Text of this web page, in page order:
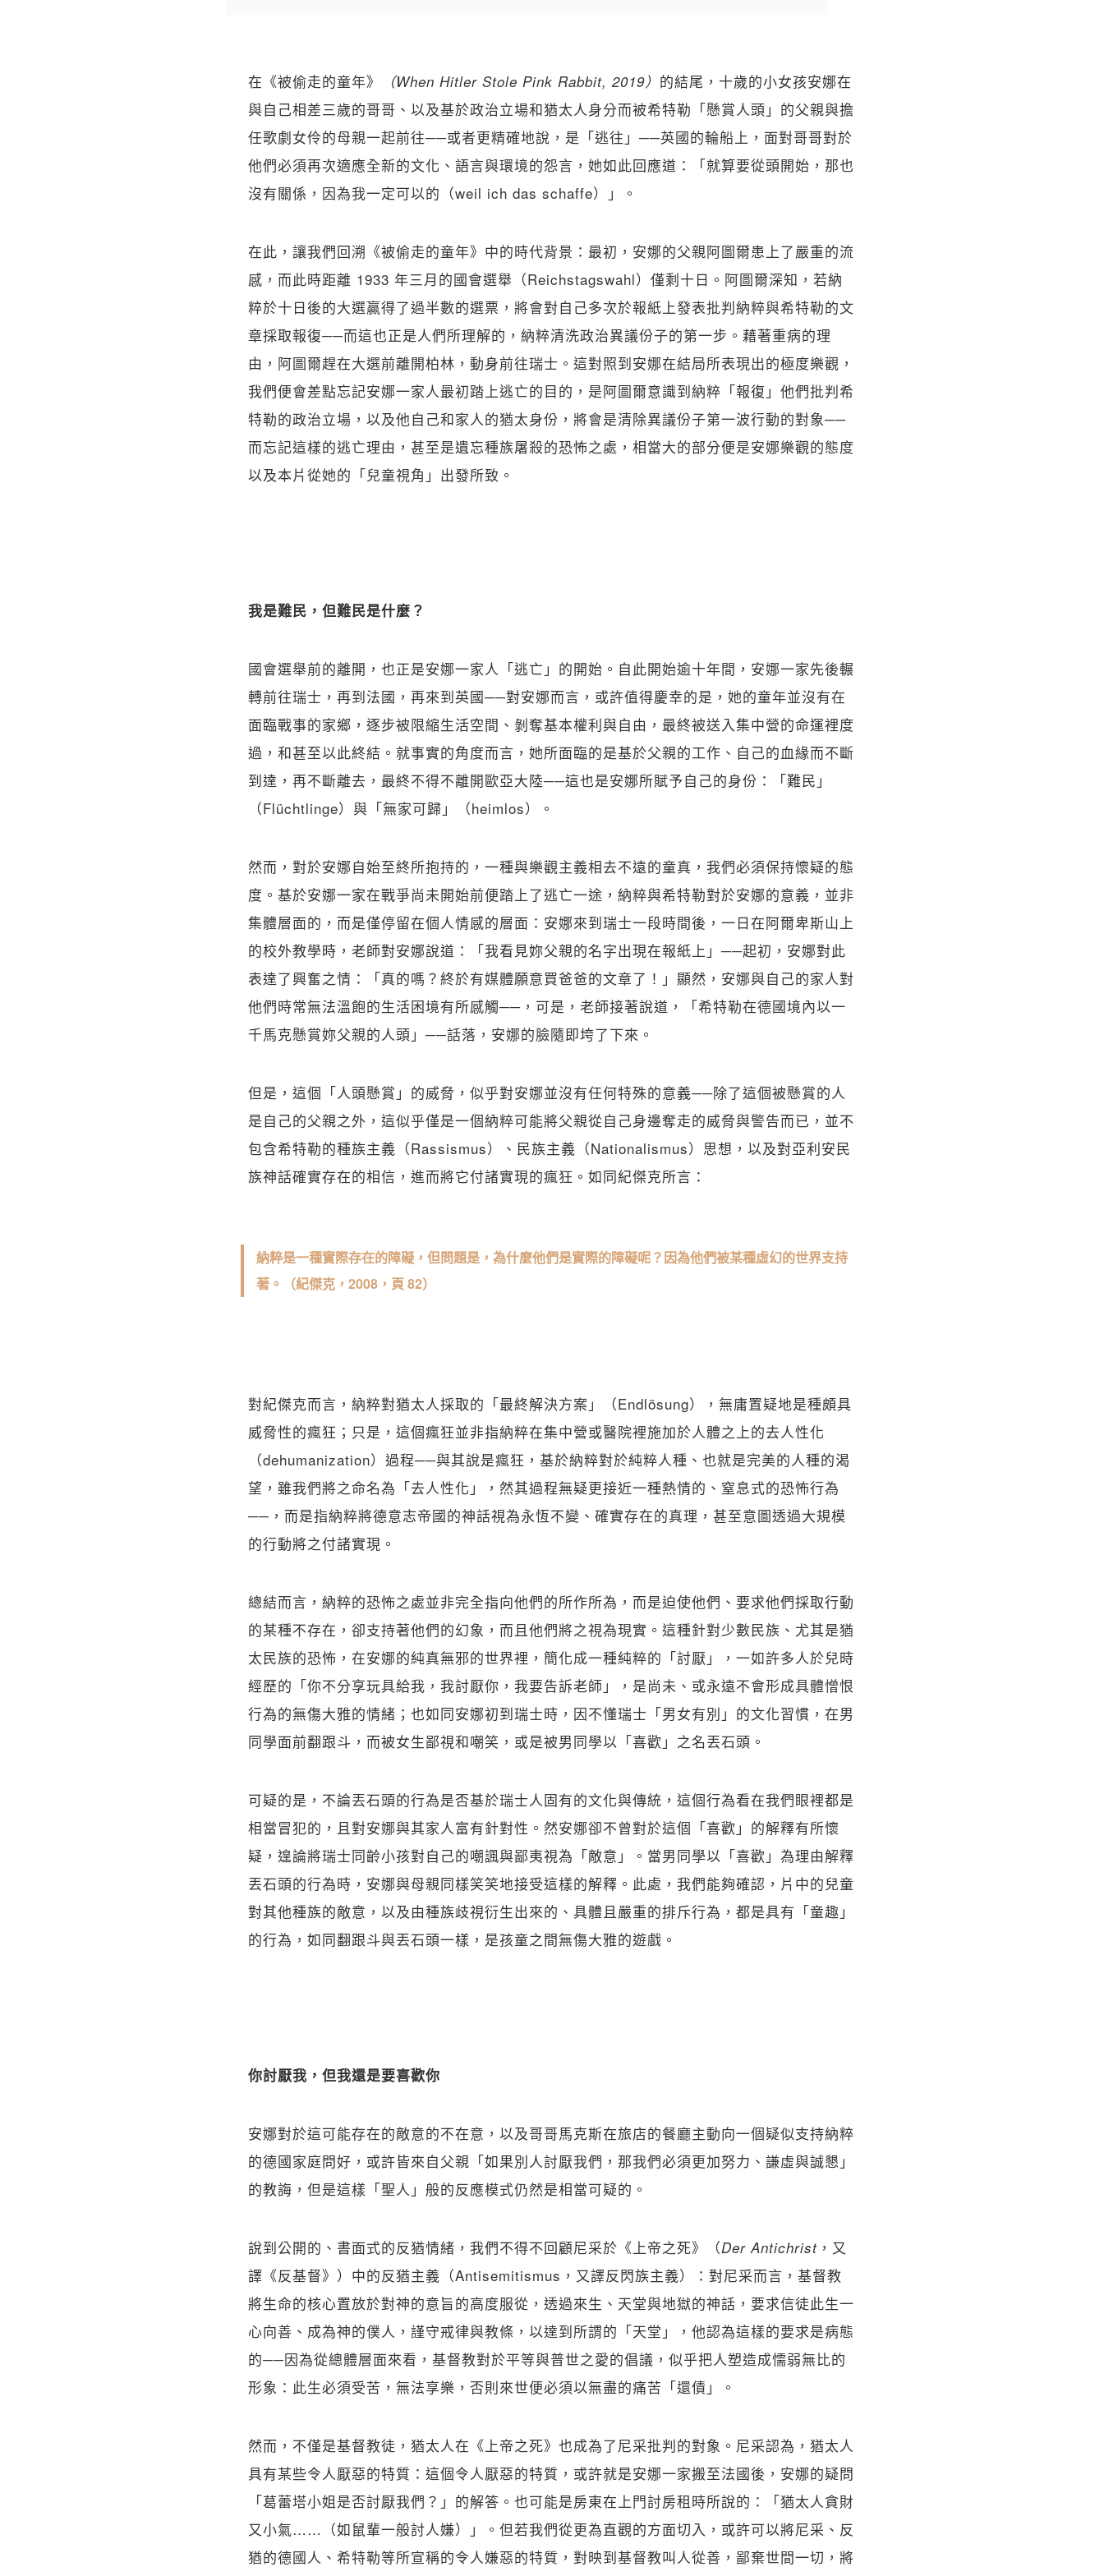
在《被偷走的童年》 （When Hitler Stole Pink Rabbit, 2019） 的結尾，十歲的小女孩安娜在
與自己相差三歲的哥哥、以及基於政治立場和猶太人身分而被希特勒「懸賞人頭」的父親與擔
任歌劇女伶的母親一起前往──或者更精確地說，是「逃往」──英國的輪船上，面對哥哥對於
他們必須再次適應全新的文化、語言與環境的怨言，她如此回應道：「就算要從頭開始，那也
沒有關係，因為我一定可以的（weil ich das schaffe）」。
在此，讓我們回溯《被偷走的童年》中的時代背景：最初，安娜的父親阿圖爾患上了嚴重的流
感，而此時距離 1933 年三月的國會選舉（Reichstagswahl）僅剩十日。阿圖爾深知，若納
粹於十日後的大選贏得了過半數的選票，將會對自己多次於報紙上發表批判納粹與希特勒的文
章採取報復──而這也正是人們所理解的，納粹清洗政治異議份子的第一步。藉著重病的理
由，阿圖爾趕在大選前離開柏林，動身前往瑞士。這對照到安娜在結局所表現出的極度樂觀，
我們便會差點忘記安娜一家人最初踏上逃亡的目的，是阿圖爾意識到納粹「報復」他們批判希
特勒的政治立場，以及他自己和家人的猶太身份，將會是清除異議份子第一波行動的對象──
而忘記這樣的逃亡理由，甚至是遺忘種族屠殺的恐怖之處，相當大的部分便是安娜樂觀的態度
以及本片從她的「兒童視角」出發所致。
我是難民，但難民是什麼？
國會選舉前的離開，也正是安娜一家人「逃亡」的開始。自此開始逾十年間，安娜一家先後輾
轉前往瑞士，再到法國，再來到英國──對安娜而言，或許值得慶幸的是，她的童年並沒有在
面臨戰事的家鄉，逐步被限縮生活空間、剝奪基本權利與自由，最終被送入集中營的命運裡度
過，和甚至以此終結。就事實的角度而言，她所面臨的是基於父親的工作、自己的血緣而不斷
到達，再不斷離去，最終不得不離開歐亞大陸──這也是安娜所賦予自己的身份：「難民」
（Flüchtlinge）與「無家可歸」（heimlos）。
然而，對於安娜自始至終所抱持的，一種與樂觀主義相去不遠的童真，我們必須保持懷疑的態
度。基於安娜一家在戰爭尚未開始前便踏上了逃亡一途，納粹與希特勒對於安娜的意義，並非
集體層面的，而是僅停留在個人情感的層面：安娜來到瑞士一段時間後，一日在阿爾卑斯山上
的校外教學時，老師對安娜說道：「我看見妳父親的名字出現在報紙上」──起初，安娜對此
表達了興奮之情：「真的嗎？終於有媒體願意買爸爸的文章了！」顯然，安娜與自己的家人對
他們時常無法溫飽的生活困境有所感觸──，可是，老師接著說道，「希特勒在德國境內以一
千馬克懸賞妳父親的人頭」──話落，安娜的臉隨即垮了下來。
但是，這個「人頭懸賞」的威脅，似乎對安娜並沒有任何特殊的意義──除了這個被懸賞的人
是自己的父親之外，這似乎僅是一個納粹可能將父親從自己身邊奪走的威脅與警告而已，並不
包含希特勒的種族主義（Rassismus）、民族主義（Nationalismus）思想，以及對亞利安民
族神話確實存在的相信，進而將它付諸實現的瘋狂。如同紀傑克所言：
納粹是一種實際存在的障礙，但問題是，為什麼他們是實際的障礙呢？因為他們被某種虛幻的世界支持
著。（紀傑克，2008，頁 82）
對紀傑克而言，納粹對猶太人採取的「最終解決方案」（Endlösung），無庸置疑地是種頗具
威脅性的瘋狂；只是，這個瘋狂並非指納粹在集中營或醫院裡施加於人體之上的去人性化
（dehumanization）過程──與其說是瘋狂，基於納粹對於純粹人種、也就是完美的人種的渴
望，雖我們將之命名為「去人性化」，然其過程無疑更接近一種熱情的、窒息式的恐怖行為
──，而是指納粹將德意志帝國的神話視為永恆不變、確實存在的真理，甚至意圖透過大規模
的行動將之付諸實現。
總結而言，納粹的恐怖之處並非完全指向他們的所作所為，而是迫使他們、要求他們採取行動
的某種不存在，卻支持著他們的幻象，而且他們將之視為現實。這種針對少數民族、尤其是猶
太民族的恐怖，在安娜的純真無邪的世界裡，簡化成一種純粹的「討厭」，一如許多人於兒時
經歷的「你不分享玩具給我，我討厭你，我要告訴老師」，是尚未、或永遠不會形成具體憎恨
行為的無傷大雅的情緒；也如同安娜初到瑞士時，因不懂瑞士「男女有別」的文化習慣，在男
同學面前翻跟斗，而被女生鄙視和嘲笑，或是被男同學以「喜歡」之名丟石頭。
可疑的是，不論丟石頭的行為是否基於瑞士人固有的文化與傳統，這個行為看在我們眼裡都是
相當冒犯的，且對安娜與其家人富有針對性。然安娜卻不曾對於這個「喜歡」的解釋有所懷
疑，遑論將瑞士同齡小孩對自己的嘲諷與鄙夷視為「敵意」。當男同學以「喜歡」為理由解釋
丟石頭的行為時，安娜與母親同樣笑笑地接受這樣的解釋。此處，我們能夠確認，片中的兒童
對其他種族的敵意，以及由種族歧視衍生出來的、具體且嚴重的排斥行為，都是具有「童趣」
的行為，如同翻跟斗與丟石頭一樣，是孩童之間無傷大雅的遊戲。
你討厭我，但我還是要喜歡你
安娜對於這可能存在的敵意的不在意，以及哥哥馬克斯在旅店的餐廳主動向一個疑似支持納粹
的德國家庭問好，或許皆來自父親「如果別人討厭我們，那我們必須更加努力、謙虛與誠懇」
的教誨，但是這樣「聖人」般的反應模式仍然是相當可疑的。
說到公開的、書面式的反猶情緒，我們不得不回顧尼采於《上帝之死》（Der Antichrist ，又
譯《反基督》）中的反猶主義（Antisemitismus，又譯反閃族主義）：對尼采而言，基督教
將生命的核心置放於對神的意旨的高度服從，透過來生、天堂與地獄的神話，要求信徒此生一
心向善、成為神的僕人，謹守戒律與教條，以達到所謂的「天堂」，他認為這樣的要求是病態
的──因為從總體層面來看，基督教對於平等與普世之愛的倡議，似乎把人塑造成懦弱無比的
形象：此生必須受苦，無法享樂，否則來世便必須以無盡的痛苦「還債」。
然而，不僅是基督教徒，猶太人在《上帝之死》也成為了尼采批判的對象。尼采認為，猶太人
具有某些令人厭惡的特質：這個令人厭惡的特質，或許就是安娜一家搬至法國後，安娜的疑問
「葛蕾塔小姐是否討厭我們？」的解答。也可能是房東在上門討房租時所說的：「猶太人貪財
又小氣……（如鼠輩一般討人嫌）」。但若我們從更為直觀的方面切入，或許可以將尼采、反
猶的德國人、希特勒等所宣稱的令人嫌惡的特質，對映到基督教叫人從善，鄙棄世間一切，將
關閉